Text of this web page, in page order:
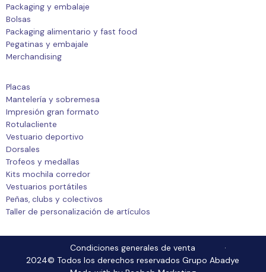
Packaging y embalaje
Bolsas
Packaging alimentario y fast food
Pegatinas y embajale
Merchandising
Placas
Mantelería y sobremesa
Impresión gran formato
Rotulacliente
Vestuario deportivo
Dorsales
Trofeos y medallas
Kits mochila corredor
Vestuarios portátiles
Peñas, clubs y colectivos
Taller de personalización de artículos
Condiciones generales de venta
2024© Todos los derechos reservados Grupo Abadye